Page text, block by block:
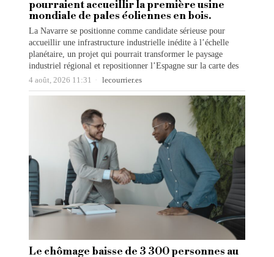
pourraient accueillir la première usine
mondiale de pales éoliennes en bois.
La Navarre se positionne comme candidate sérieuse pour
accueillir une infrastructure industrielle inédite à l’échelle
planétaire, un projet qui pourrait transformer le paysage
industriel régional et repositionner l’Espagne sur la carte des
4 août, 2026 11:31 lecourrier.es
Le chômage baisse de 3 300 personnes au